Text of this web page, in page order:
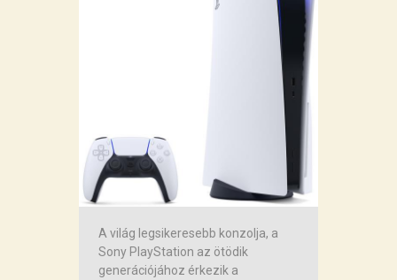
A világ legsikeresebb konzolja, a
Sony PlayStation az ötödik
generációjához érkezik a